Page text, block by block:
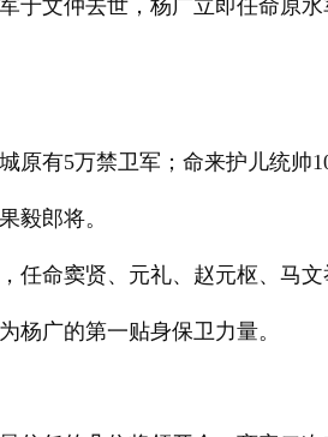
于文仲去世，杨广立即任命原
有5万禁卫军；命来护儿统帅
毅郎将。
任命窦贤、元礼、赵元枢、马文
杨广的第一贴身保卫力量。